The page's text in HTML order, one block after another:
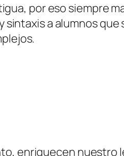
por eso siempre
a alumnos
enriquecen nuestro